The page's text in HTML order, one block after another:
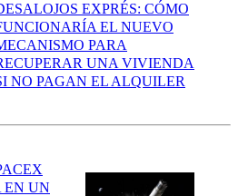
EXPRÉS: CÓMO
EL NUEVO
PARA
UNA VIVIENDA
NO PAGAN EL ALQUILER
EN UN